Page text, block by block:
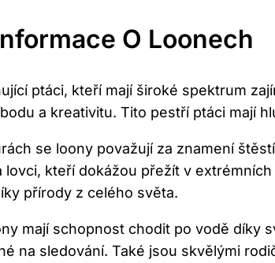
O Loonech
ptáci, kteří mají ​široké spektrum
‌a⁢ kreativitu. Tito pestří ptáci mají
se⁣ loony považují za‌ znamení
lovci, kteří dokážou přežít v
přírody z ‌celého světa.
mají schopnost chodit po⁣ vodě ‍díky
na sledování. ⁣Také jsou skvělými